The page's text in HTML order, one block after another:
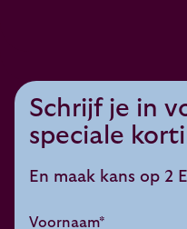
Schrijf je in
speciale
En maak kans op 2
Voornaam*